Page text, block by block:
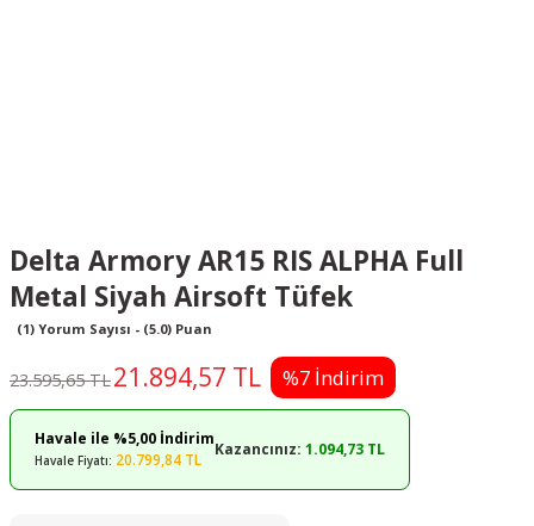
Delta Armory AR15 RIS ALPHA Full
Metal Siyah Airsoft Tüfek
(1) Yorum Sayısı - (5.0) Puan
23.595,65 TL21.894,57 TL %7 İndirim
Havale ile %5,00 İndirim
Havale Fiyatı: 20.799,84 TL
Kazancınız: 1.094,73 TL